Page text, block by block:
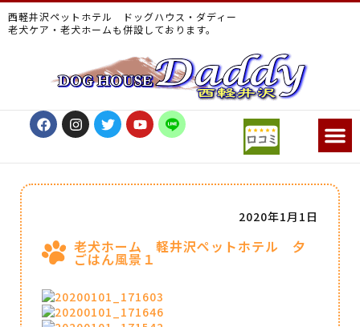
西軽井沢ペットホテル ドッグハウス・ダディー
老犬ケア・老犬ホームも併設しております。
老犬ホーム 軽井沢ペットホテル 夕
ごはん風景１
2020年1月1日